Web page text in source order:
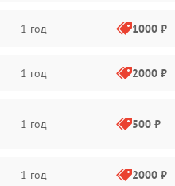
1 год 1000 ₽
1 год 2000 ₽
1 год 500 ₽
1 год 2000 ₽